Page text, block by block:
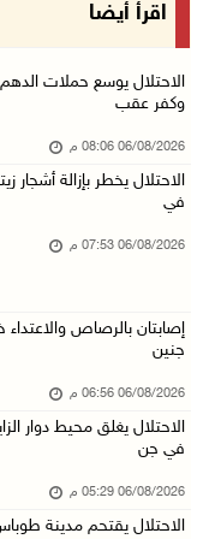
الاحتلال يغلق محيط
الاحتلال يقتحم مدينة
"النقل والمواصلات"
06/آب/2026 04:26 م
إرهاب المستوطنين
06/آب/2026 03:06 م
الخليلي تبحث مع النائب
06/آب/2026 02:41 م
اقرأ أيضا
الاحتلال يوسع حملات الدهم
وكفر عقب
06/08/2026 08:06 م
الاحتلال يخطر بإزالة أشجار
في
06/08/2026 07:53 م
إصابتان بالرصاص والاعتداء
جنين
06/08/2026 06:56 م
الاحتلال يغلق محيط دوار
في جن
06/08/2026 05:29 م
الاحتلال يقتحم مدينة